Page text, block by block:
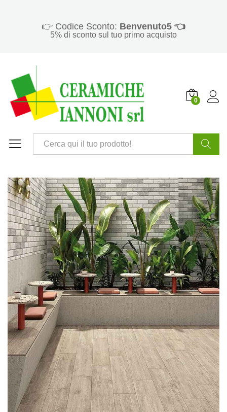
👉 Codice Sconto: Benvenuto5 👈
5% di sconto sul tuo primo acquisto
0